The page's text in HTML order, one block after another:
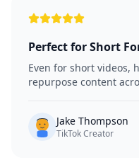
Perfect for Short
Even for short videos,
repurpose content
Jake Thompson
TikTok Creator